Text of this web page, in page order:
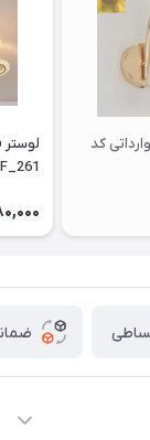
لوستر مدرن آویز وارداتی کد